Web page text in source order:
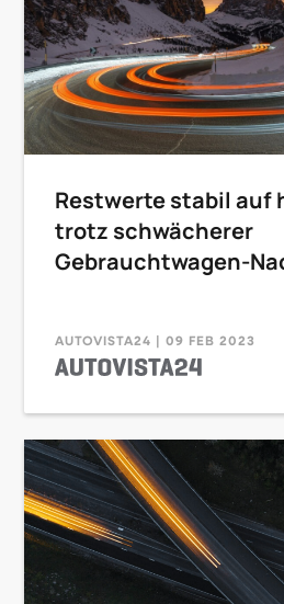
Restwerte stabil auf
trotz schwächerer
Gebrauchtwagen-
AUTOVISTA24 | 09 FEB 2023